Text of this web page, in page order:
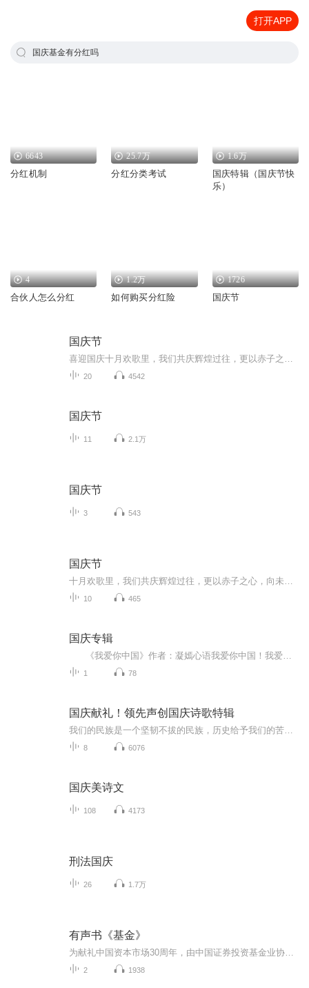
打开APP
国庆基金有分红吗
6643
分红机制
25.7万
分红分类考试
1.6万
国庆特辑（国庆节快
乐）
4
合伙人怎么分红
1.2万
如何购买分红险
1726
国庆节
国庆节
20 4542
国庆节
11 2.1万
国庆节
3 543
国庆节
10 465
国庆专辑
1 78
国庆献礼！领先声创国庆诗歌特辑
8 6076
国庆美诗文
108 4173
刑法国庆
26 1.7万
有声书《基金》
2 1938